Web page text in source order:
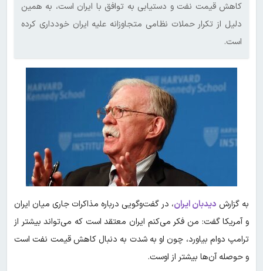
کاهش قیمت نفت و دستیابی به توافق با ایران است،‌ به همین
دلیل از تکرار حملات نظامی متجاوزانه علیه ایران خودداری کرده
است.
به گزارش دیدبان ایران، در گفت‌وگویی درباره مذاکرات جاری میان ایران
و آمریکا گفت: من فکر می‌کنم ایران معتقد است که می‌تواند بیشتر از
ترامپ دوام بیاورد، چون او به شدت به دنبال کاهش قیمت نفت است
و حوصله آن‌ها بیشتر از اوست.